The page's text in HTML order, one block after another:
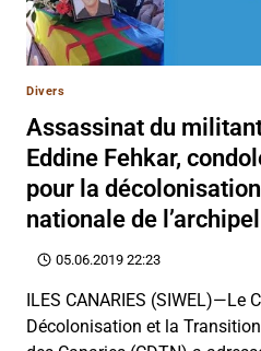
Divers
Assassinat du
Eddine Fehkar,
pour la
nationale de
05.06.2019 22:23
ILES CANARIES (SIWEL)—Le
Décolonisation et la